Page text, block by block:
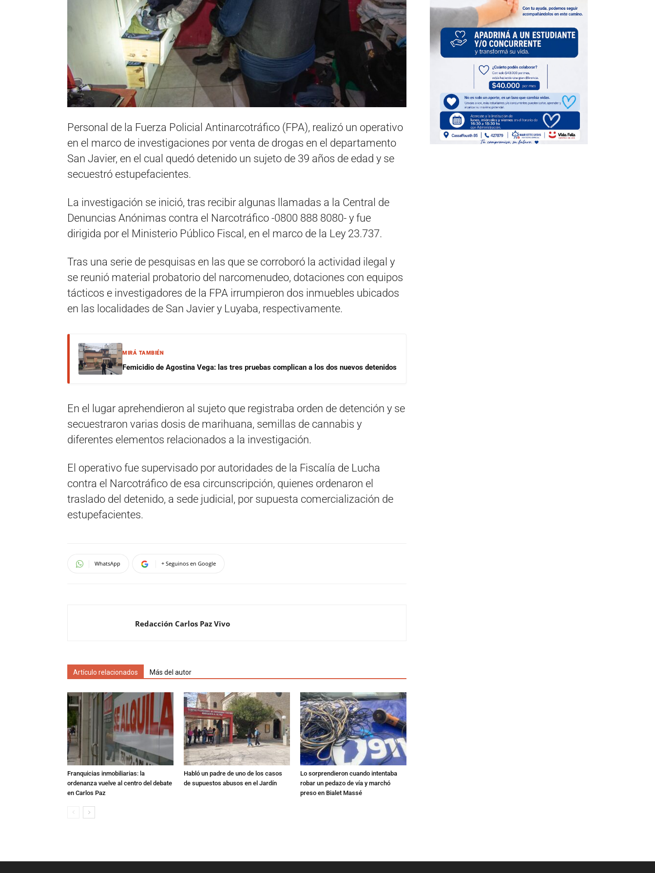
Personal de la Fuerza Policial Antinarcotráfico (FPA), realizó un operativo
en el marco de investigaciones por venta de drogas en el departamento
San Javier, en el cual quedó detenido un sujeto de 39 años de edad y se
secuestró estupefacientes.
La investigación se inició, tras recibir algunas llamadas a la Central de
Denuncias Anónimas contra el Narcotráfico -0800 888 8080- y fue
dirigida por el Ministerio Público Fiscal, en el marco de la Ley 23.737.
Tras una serie de pesquisas en las que se corroboró la actividad ilegal y
se reunió material probatorio del narcomenudeo, dotaciones con equipos
tácticos e investigadores de la FPA irrumpieron dos inmuebles ubicados
en las localidades de San Javier y Luyaba, respectivamente.
MIRÁ TAMBIÉN
Femicidio de Agostina Vega: las tres pruebas complican a los dos nuevos detenidos
En el lugar aprehendieron al sujeto que registraba orden de detención y se
secuestraron varias dosis de marihuana, semillas de cannabis y
diferentes elementos relacionados a la investigación.
El operativo fue supervisado por autoridades de la Fiscalía de Lucha
contra el Narcotráfico de esa circunscripción, quienes ordenaron el
traslado del detenido, a sede judicial, por supuesta comercialización de
estupefacientes.
WhatsApp + Seguinos en Google
Redacción Carlos Paz Vivo
Artículo relacionados Más del autor
Franquicias inmobiliarias: la
ordenanza vuelve al centro del debate
en Carlos Paz
Habló un padre de uno de los casos
de supuestos abusos en el Jardín
Lo sorprendieron cuando intentaba
robar un pedazo de vía y marchó
preso en Bialet Massé